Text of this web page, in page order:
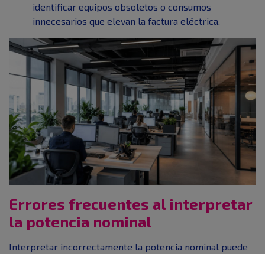
identificar equipos obsoletos o consumos
innecesarios que elevan la factura eléctrica.
Errores frecuentes al interpretar
la potencia nominal
Interpretar incorrectamente la potencia nominal puede